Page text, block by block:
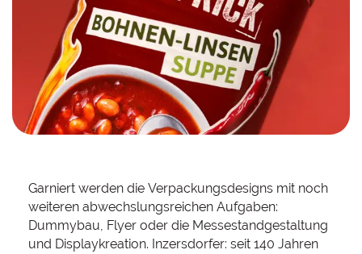
Garniert werden die Verpackungsdesigns mit noch
weiteren abwechslungsreichen Aufgaben:
Dummybau, Flyer oder die Messestandgestaltung
und Displaykreation. Inzersdorfer: seit 140 Jahren